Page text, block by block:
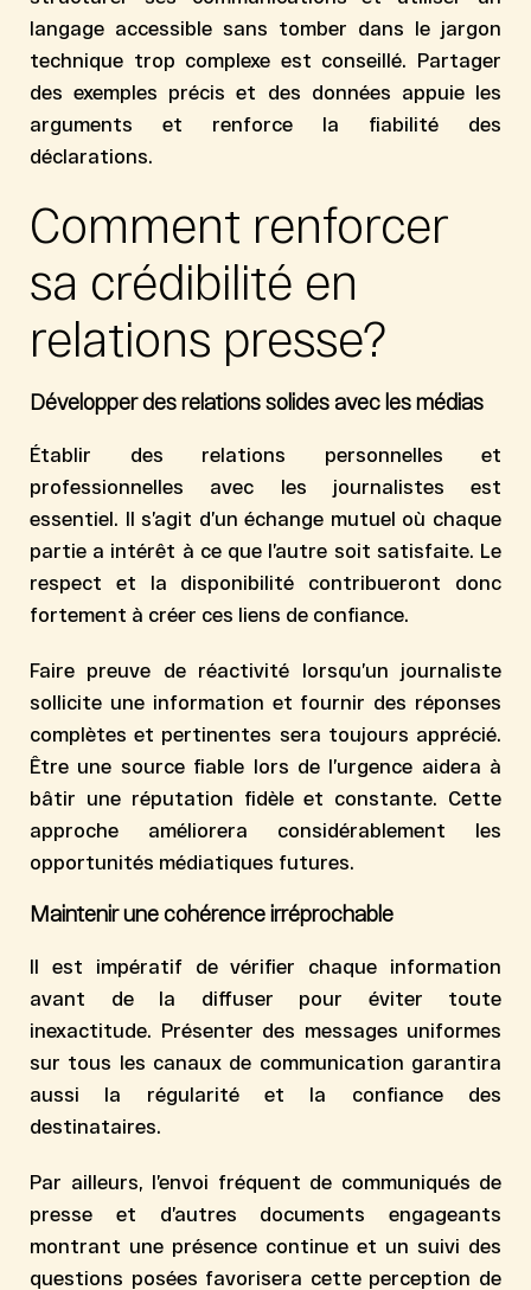
langage accessible sans tomber dans le jargon
technique trop complexe est conseillé. Partager
des exemples précis et des données appuie les
arguments et renforce la fiabilité des
déclarations.
Comment renforcer
sa crédibilité en
relations presse?
Développer des relations solides avec les médias
Établir des relations personnelles et
professionnelles avec les journalistes est
essentiel. Il s’agit d’un échange mutuel où chaque
partie a intérêt à ce que l’autre soit satisfaite. Le
respect et la disponibilité contribueront donc
fortement à créer ces liens de confiance.
Faire preuve de réactivité lorsqu’un journaliste
sollicite une information et fournir des réponses
complètes et pertinentes sera toujours apprécié.
Être une source fiable lors de l’urgence aidera à
bâtir une réputation fidèle et constante. Cette
approche améliorera considérablement les
opportunités médiatiques futures.
Maintenir une cohérence irréprochable
Il est impératif de vérifier chaque information
avant de la diffuser pour éviter toute
inexactitude. Présenter des messages uniformes
sur tous les canaux de communication garantira
aussi la régularité et la confiance des
destinataires.
Par ailleurs, l’envoi fréquent de communiqués de
presse et d’autres documents engageants
montrant une présence continue et un suivi des
questions posées favorisera cette perception de